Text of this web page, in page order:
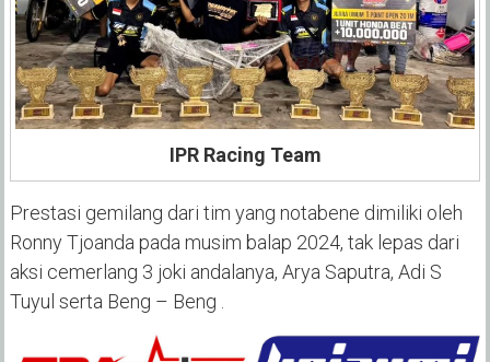
IPR Racing Team
Prestasi gemilang dari tim yang notabene dimiliki oleh
Ronny Tjoanda pada musim balap 2024, tak lepas dari
aksi cemerlang 3 joki andalanya, Arya Saputra, Adi S
Tuyul serta Beng – Beng .